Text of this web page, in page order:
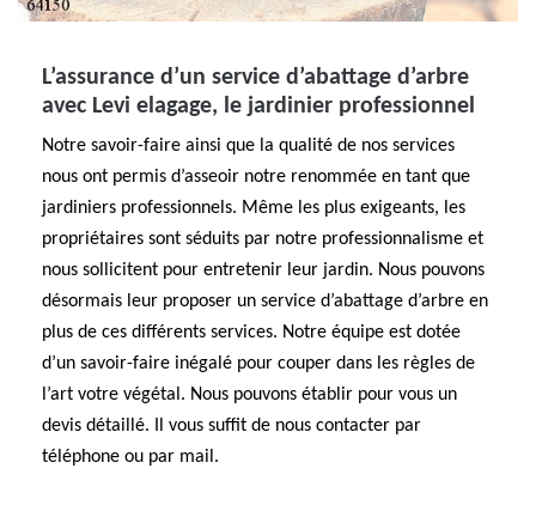
L’assurance d’un service d’abattage d’arbre
avec Levi elagage, le jardinier professionnel
Notre savoir-faire ainsi que la qualité de nos services
nous ont permis d’asseoir notre renommée en tant que
jardiniers professionnels. Même les plus exigeants, les
propriétaires sont séduits par notre professionnalisme et
nous sollicitent pour entretenir leur jardin. Nous pouvons
désormais leur proposer un service d’abattage d’arbre en
plus de ces différents services. Notre équipe est dotée
d’un savoir-faire inégalé pour couper dans les règles de
l’art votre végétal. Nous pouvons établir pour vous un
devis détaillé. Il vous suffit de nous contacter par
téléphone ou par mail.